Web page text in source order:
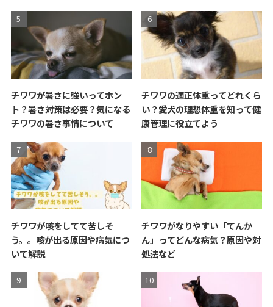
チワワが暑さに強いってホン
ト？暑さ対策は必要？気になる
チワワの暑さ事情について
チワワの適正体重ってどれくら
い？愛犬の理想体重を知って健
康管理に役立てよう
チワワが咳をしてて苦しそ
う。。咳が出る原因や病気につ
いて解説
チワワがなりやすい「てんか
ん」ってどんな病気？原因や対
処法など